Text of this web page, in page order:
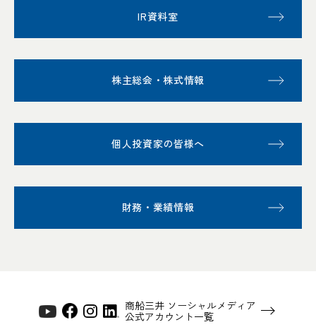
IR資料室
株主総会・株式情報
個人投資家の皆様へ
財務・業績情報
商船三井 ソーシャルメディア
公式アカウント一覧